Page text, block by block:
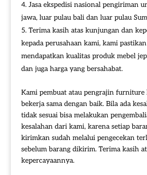
Jasa ekspedisi nasional pengiriman
jawa, luar pulau bali dan luar pulau
Terima kasih atas kunjungan dan
kepada perusahaan kami, kami
mendapatkan kualitas produk mebel
dan juga harga yang bersahabat.
Kami pembuat atau pengrajin furniture
bekerja sama dengan baik. Bila ada
tidak sesuai bisa melakukan
kesalahan dari kami, karena setiap
kirimkan sudah melalui pengecekan
sebelum barang dikirim. Terima kasih
kepercayaannya.